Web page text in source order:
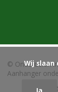
© Onderdelen
Aanhanger
            Wij slaan cookies op om onze website te verbeteren. Is